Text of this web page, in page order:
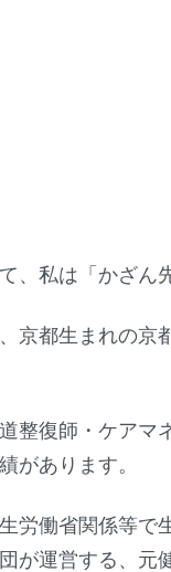
、私は「かざ
京都生まれの京
整復師・ケアマ
があります。
労働省関係等
が運営する、元